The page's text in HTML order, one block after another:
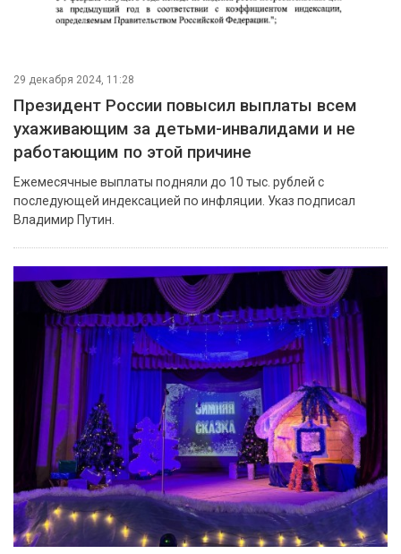
29 декабря 2024, 11:28
Президент России повысил выплаты всем
ухаживающим за детьми-инвалидами и не
работающим по этой причине
Ежемесячные выплаты подняли до 10 тыс. рублей с
последующей индексацией по инфляции. Указ подписал
Владимир Путин.